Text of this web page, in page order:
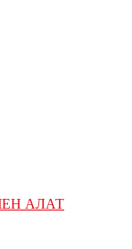
АЛАТ